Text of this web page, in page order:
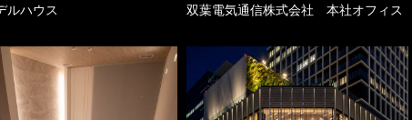
ルハウス 双葉電気通信株式会社 本社オフィス